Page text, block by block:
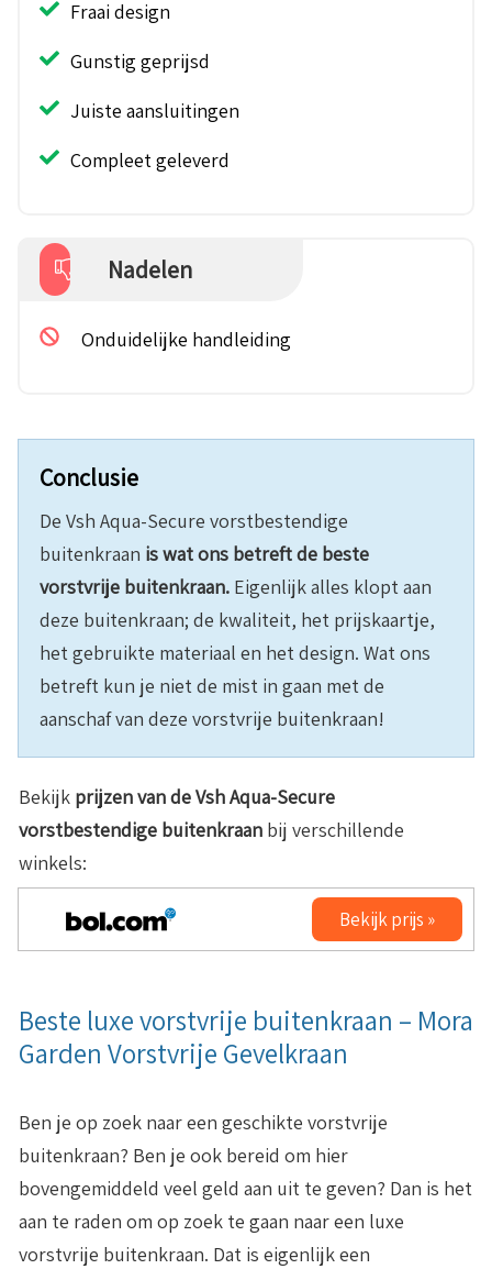
Fraai design
Gunstig geprijsd
Juiste aansluitingen
Compleet geleverd
Nadelen
Onduidelijke handleiding
Conclusie
De Vsh Aqua-Secure vorstbestendige
buitenkraan is wat ons betreft de beste
vorstvrije buitenkraan. Eigenlijk alles klopt aan
deze buitenkraan; de kwaliteit, het prijskaartje,
het gebruikte materiaal en het design. Wat ons
betreft kun je niet de mist in gaan met de
aanschaf van deze vorstvrije buitenkraan!
Bekijk prijzen van de Vsh Aqua-Secure
vorstbestendige buitenkraan bij verschillende
winkels:
Bekijk prijs »
Beste luxe vorstvrije buitenkraan – Mora
Garden Vorstvrije Gevelkraan
Ben je op zoek naar een geschikte vorstvrije
buitenkraan? Ben je ook bereid om hier
bovengemiddeld veel geld aan uit te geven? Dan is het
aan te raden om op zoek te gaan naar een luxe
vorstvrije buitenkraan. Dat is eigenlijk een